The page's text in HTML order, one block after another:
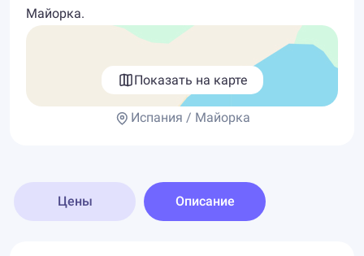
Майорка.
Показать на карте
Испания / Майорка
Цены Описание